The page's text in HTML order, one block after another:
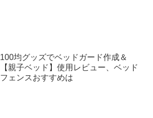
100均グッズでベッドガード作成＆
【親子ベッド】使用レビュー、ベッド
フェンスおすすめは